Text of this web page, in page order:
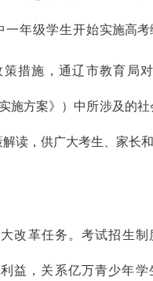
一年级学生开始实施高考
措施，通辽市教育局
施方案》）中所涉及的
读，供广大考生、家长和
改革任务。考试招生制
益，关系亿万青少年学